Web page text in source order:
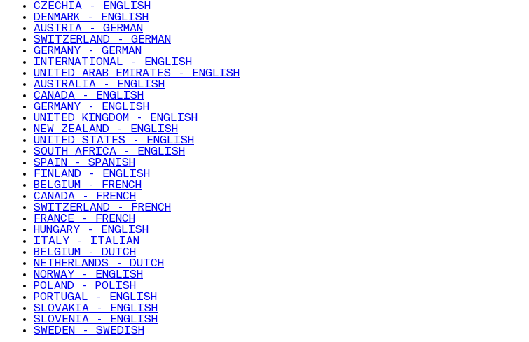
CZECHIA - ENGLISH
DENMARK - ENGLISH
AUSTRIA - GERMAN
SWITZERLAND - GERMAN
GERMANY - GERMAN
INTERNATIONAL - ENGLISH
UNITED ARAB EMIRATES - ENGLISH
AUSTRALIA - ENGLISH
CANADA - ENGLISH
GERMANY - ENGLISH
UNITED KINGDOM - ENGLISH
NEW ZEALAND - ENGLISH
UNITED STATES - ENGLISH
SOUTH AFRICA - ENGLISH
SPAIN - SPANISH
FINLAND - ENGLISH
BELGIUM - FRENCH
CANADA - FRENCH
SWITZERLAND - FRENCH
FRANCE - FRENCH
HUNGARY - ENGLISH
ITALY - ITALIAN
BELGIUM - DUTCH
NETHERLANDS - DUTCH
NORWAY - ENGLISH
POLAND - POLISH
PORTUGAL - ENGLISH
SLOVAKIA - ENGLISH
SLOVENIA - ENGLISH
SWEDEN - SWEDISH